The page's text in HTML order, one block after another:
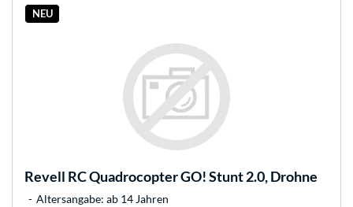
NEU
Revell RC Quadrocopter GO! Stunt 2.0, Drohne
Altersangabe: ab 14 Jahren